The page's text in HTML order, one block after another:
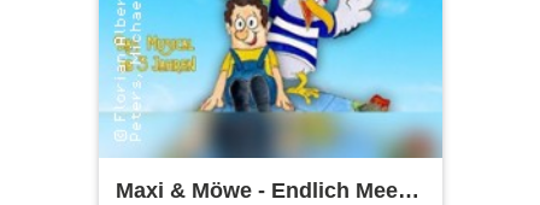
Maxi & Möwe - Endlich Meer!